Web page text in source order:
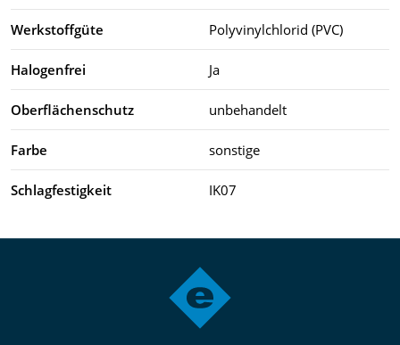
Werkstoffgüte Polyvinylchlorid (PVC)
Halogenfrei Ja
Oberflächenschutz unbehandelt
Farbe sonstige
Schlagfestigkeit IK07